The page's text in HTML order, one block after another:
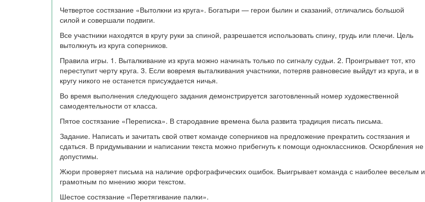
Четвертое состязание «Вытолкни из круга». Богатыри — герои былин и сказаний, отличались большой
силой и совершали подвиги.
Все участники находятся в кругу руки за спиной, разрешается использовать спину, грудь или плечи. Цель
вытолкнуть из круга соперников.
Правила игры. 1. Выталкивание из круга можно начинать только по сигналу судьи. 2. Проигрывает тот, кто
переступит черту круга. 3. Если вовремя выталкивания участники, потеряв равновесие выйдут из круга, и в
кругу никого не останется присуждается ничья.
Во время выполнения следующего задания демонстрируется заготовленный номер художественной
самодеятельности от класса.
Пятое состязание «Переписка». В стародавние времена была развита традиция писать письма.
Задание. Написать и зачитать свой ответ команде соперников на предложение прекратить состязания и
сдаться. В придумывании и написании текста можно прибегнуть к помощи одноклассников. Оскорбления не
допустимы.
Жюри проверяет письма на наличие орфографических ошибок. Выигрывает команда с наиболее веселым и
грамотным по мнению жюри текстом.
Шестое состязание «Перетягивание палки».